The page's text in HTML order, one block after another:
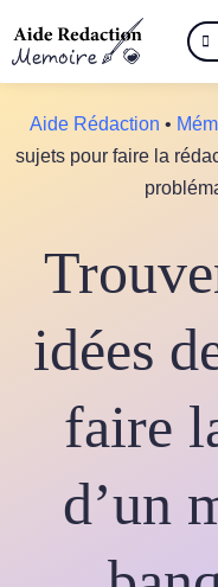
au
contenu
Aide Rédaction •
sujets pour faire la
idées
faire
d’un